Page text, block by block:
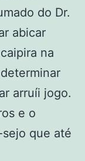
do Dr.
abicar
na
arruíi jogo.
e o
que até